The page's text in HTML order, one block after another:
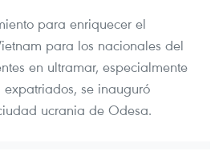
para enriquecer el
para los nacionales del
en ultramar, especialmente
expatriados, se inauguró
ucrania de Odesa.